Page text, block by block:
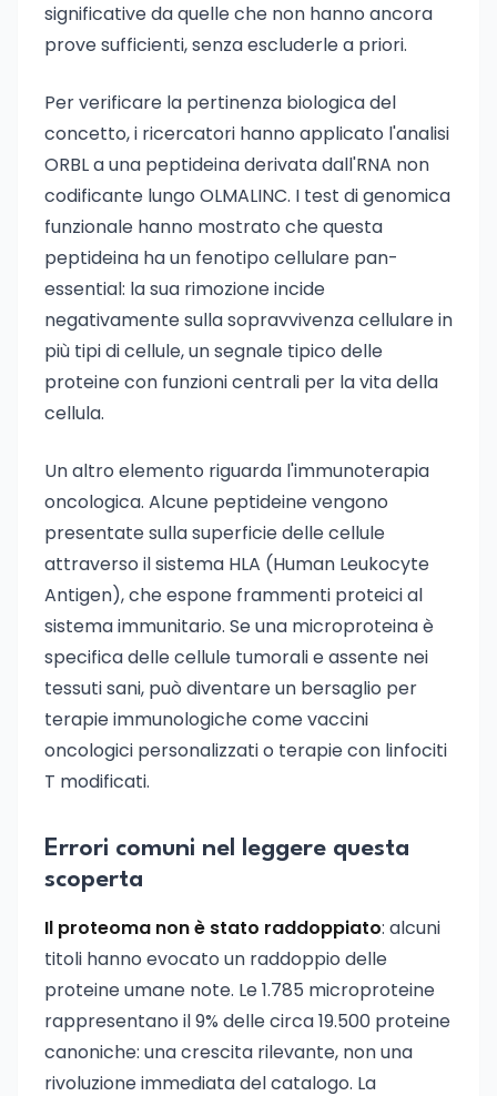
significative da quelle che non hanno ancora
prove sufficienti, senza escluderle a priori.
Per verificare la pertinenza biologica del
concetto, i ricercatori hanno applicato l'analisi
ORBL a una peptideina derivata dall'RNA non
codificante lungo OLMALINC. I test di genomica
funzionale hanno mostrato che questa
peptideina ha un fenotipo cellulare pan-
essential: la sua rimozione incide
negativamente sulla sopravvivenza cellulare in
più tipi di cellule, un segnale tipico delle
proteine con funzioni centrali per la vita della
cellula.
Un altro elemento riguarda l'immunoterapia
oncologica. Alcune peptideine vengono
presentate sulla superficie delle cellule
attraverso il sistema HLA (Human Leukocyte
Antigen), che espone frammenti proteici al
sistema immunitario. Se una microproteina è
specifica delle cellule tumorali e assente nei
tessuti sani, può diventare un bersaglio per
terapie immunologiche come vaccini
oncologici personalizzati o terapie con linfociti
T modificati.
Errori comuni nel leggere questa
scoperta
Il proteoma non è stato raddoppiato: alcuni
titoli hanno evocato un raddoppio delle
proteine umane note. Le 1.785 microproteine
rappresentano il 9% delle circa 19.500 proteine
canoniche: una crescita rilevante, non una
rivoluzione immediata del catalogo. La